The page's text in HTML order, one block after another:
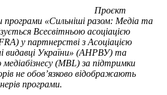
Проєкт
програми «Сильніші разом: Медіа та
Всесвітньою асоціацією
у партнерстві з Асоціацією
видавці України» (АНРВУ) та
медіабізнесу (MBL) за підтримки
не обов’язково відображають
програми.